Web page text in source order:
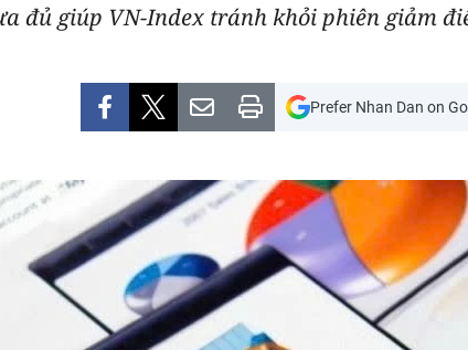
đủ giúp VN-Index tránh khỏi phiên giảm
Prefer Nhan Dan on